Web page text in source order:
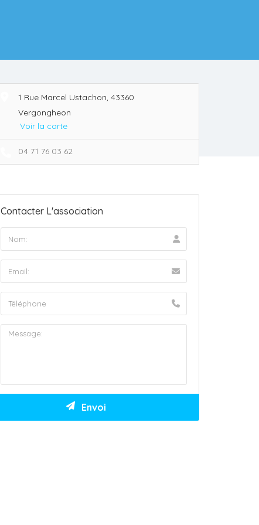
1 Rue Marcel Ustachon, 43360
Vergongheon
Voir la carte
04 71 76 03 62
Contacter L'association